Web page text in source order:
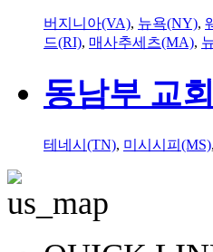
버지니아(VA), 뉴욕(NY),
드(RI), 매사추세츠(MA),
동남부 교회
테네시(TN), 미시시피(MS),